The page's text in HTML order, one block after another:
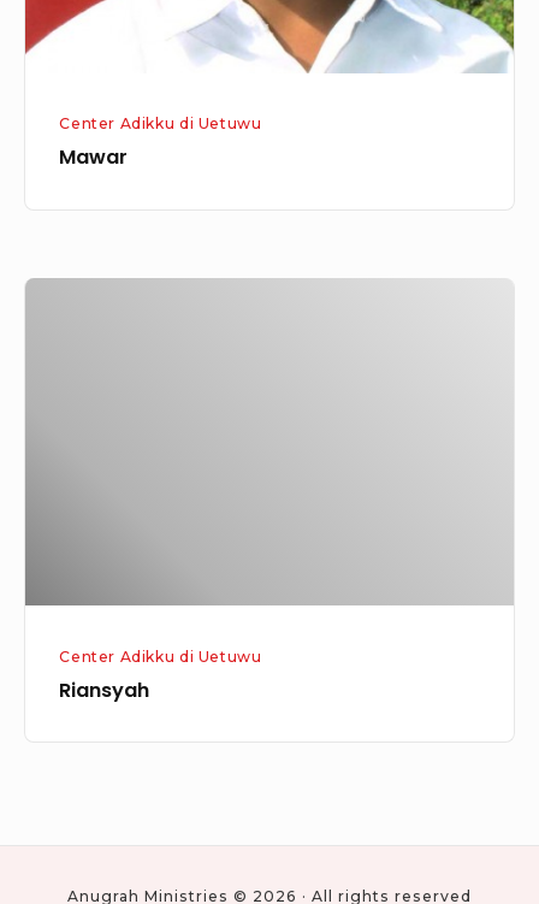
Center Adikku di Uetuwu
Mawar
Center Adikku di Uetuwu
Riansyah
Anugrah Ministries © 2026 · All rights reserved